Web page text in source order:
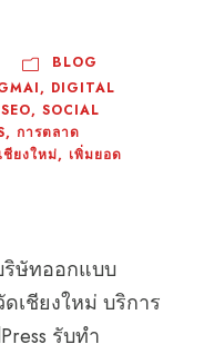
BLOG
, DIGITAL
SEO, SOCIAL
, การตลาด
เชียงใหม่, เพิ่มยอด
ริษัทออกแบบ
เชียงใหม่ บริการ
รับทำ